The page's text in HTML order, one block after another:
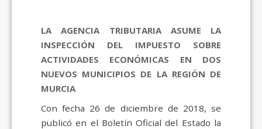
LA AGENCIA TRIBUTARIA ASUME LA
INSPECCIÓN DEL IMPUESTO SOBRE
ACTIVIDADES ECONÓMICAS EN DOS
NUEVOS MUNICIPIOS DE LA REGIÓN DE
MURCIA
Con fecha 26 de diciembre de 2018, se
publicó en el Boletín Oficial del Estado la